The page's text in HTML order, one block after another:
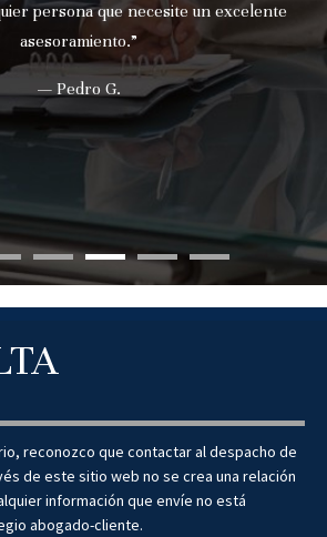
persona que necesite un excelente
asesoramiento.”
— Pedro G.
reconozco que contactar al despacho de
de este sitio web no se crea una relación
información que envíe no está
abogado-cliente.